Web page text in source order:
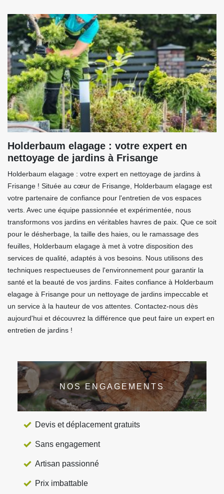
Holderbaum elagage : votre expert en
nettoyage de jardins à Frisange
Holderbaum elagage : votre expert en nettoyage de jardins à
Frisange ! Située au cœur de Frisange, Holderbaum elagage est
votre partenaire de confiance pour l'entretien de vos espaces
verts. Avec une équipe passionnée et expérimentée, nous
transformons vos jardins en véritables havres de paix. Que ce soit
pour le désherbage, la taille des haies, ou le ramassage des
feuilles, Holderbaum elagage à met à votre disposition des
services de qualité, adaptés à vos besoins. Nous utilisons des
techniques respectueuses de l'environnement pour garantir la
santé et la beauté de vos jardins. Faites confiance à Holderbaum
elagage à Frisange pour un nettoyage de jardins impeccable et
un service à la hauteur de vos attentes. Contactez-nous dès
aujourd'hui et découvrez la différence que peut faire un expert en
entretien de jardins !
NOS ENGAGEMENTS
Devis et déplacement gratuits
Sans engagement
Artisan passionné
Prix imbattable